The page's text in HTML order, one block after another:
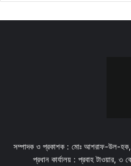
সম্পাদক ও প্রকাশক : মোঃ আশরাফ-উল-হক,
প্রধান কার্যালয় : প্রবাহ টাওয়ার, ৩